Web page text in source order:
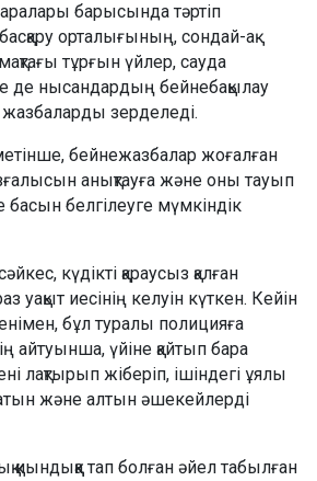
барысында тәртіп
орталығының, сондай-ақ
тұрғын үйлер, сауда
де нысандардың бейнебақылау
зерделеді.
бейнежазбалар жоғалған
анықтауға және оны тауып
басын белгілеуге мүмкіндік
күдікті қараусыз қалған
уақыт иесінің келуін күткен. Кейін
бұл туралы полицияға
айтуынша, үйіне қайтып бара
лақтырып жіберіп, ішіндегі ұялы
және алтын әшекейлерді
қиындыққа тап болған әйел табылған